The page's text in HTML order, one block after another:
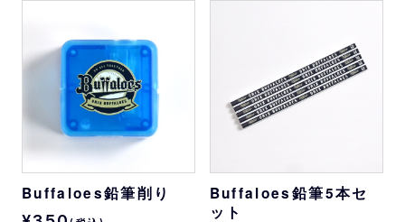
Buffaloes鉛筆削り
Buffaloes鉛筆5本セ
ット